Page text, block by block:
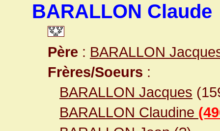
BARALLON Claude
Père : BARALLON
Frères/Soeurs :
BARALLON Jacques
BARALLON Claudine